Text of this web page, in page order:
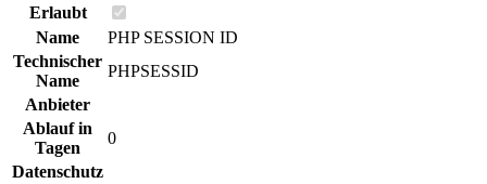
Erlaubt
Name
PHP SESSION ID
Technischer
Name
PHPSESSID
Anbieter
Ablauf in
Tagen
0
Datenschutz